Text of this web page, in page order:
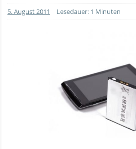
5. August 2011 Lesedauer: 1 Minuten